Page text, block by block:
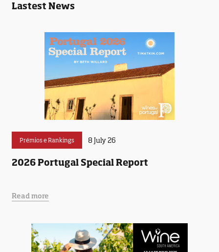
Lastest News
Prémios e Rankings 8 July 26
2026 Portugal Special Report
Read more